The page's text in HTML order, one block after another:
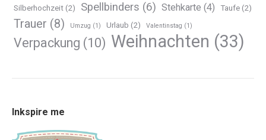
Silberhochzeit (2) Spellbinders (6) Stehkarte (4) Taufe (2)
Trauer (8) Umzug (1) Urlaub (2) Valentinstag (1)
Verpackung (10) Weihnachten (33)
Inkspire me